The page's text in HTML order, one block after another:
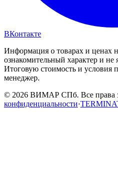
ВКонтакте
Информация о товарах и ценах
ознакомительный характер и не
Итоговую стоимость и условия
менеджер.
© 2026 ВИМАР СПб. Все права
конфиденциальности·